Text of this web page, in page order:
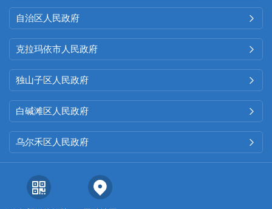
自治区人民政府 
克拉玛依市人民政府 
独山子区人民政府 
白碱滩区人民政府 
乌尔禾区人民政府 